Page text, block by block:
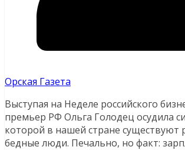
Орская Газета
Выступая на Неделе российского
премьер РФ Ольга Голодец осудила
которой в нашей стране
бедные люди. Печально, но факт: